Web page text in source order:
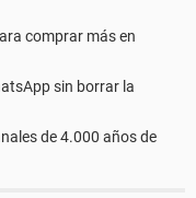
comprar más en
sin borrar la
de 4.000 años de